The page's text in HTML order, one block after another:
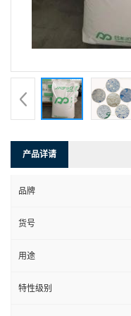
产品详请
品牌
货号
用途
特性级别